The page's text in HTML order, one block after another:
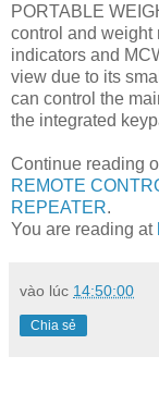
PORTABLE
control and weight
indicators and
view due to its
can control the
the integrated
Continue reading
REMOTE
REPEATER.
You are reading at
vào lúc 14:50:00
Chia sẻ